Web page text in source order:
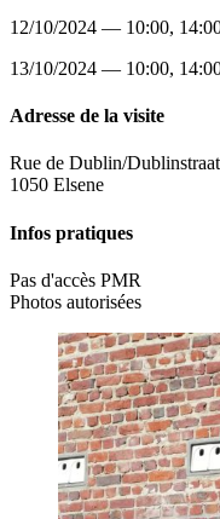
12/10/2024 — 10:00,
13/10/2024 — 10:00,
Adresse de la visite
Rue de Dublin/
1050 Elsene
Infos pratiques
Pas d'accès PMR
Photos autorisées